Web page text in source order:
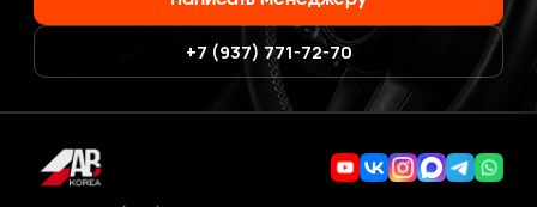
+7 (937) 771-72-70